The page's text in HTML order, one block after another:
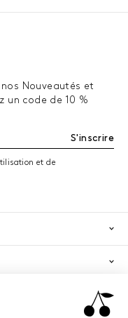
Nouveautés et
un code de 10 %
S'inscrire
et de